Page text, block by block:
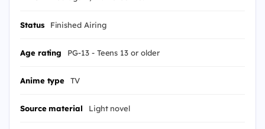
Status Finished Airing
Age rating PG-13 - Teens 13 or older
Anime type TV
Source material Light novel